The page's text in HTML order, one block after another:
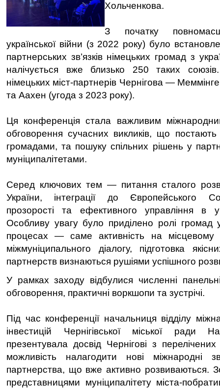
Хольченкова.
З початку
української війни (з 2022 року) було
партнерських зв’язків німецьких громад з
налічується вже близько 250 таких
німецьких міст-партнерів Чернігова —
та Аахен (угода з 2023 року).
Ця конференція стала важливим
обговорення сучасних викликів, що постають
громадами, та пошуку спільних рішень у
муніципалітетами.
Серед ключових тем — питання сталого
України, інтеграції до Європейського
прозорості та ефективного управління в
Особливу увагу було приділено ролі громад
процесах — саме активність на місцевому
міжмуніципального діалогу, підготовка
партнерств визнаються рушіями успішного
У рамках заходу відбулися численні панельні
обговорення, практичні воркшопи та зустрічі.
Під час конференції начальниця відділу
інвестицій Чернігівської міської ради
презентувала досвід Чернігові з
можливість налагодити нові міжнародні
партнерства, що вже активно розвиваються.
представницями муніципалітету міста-